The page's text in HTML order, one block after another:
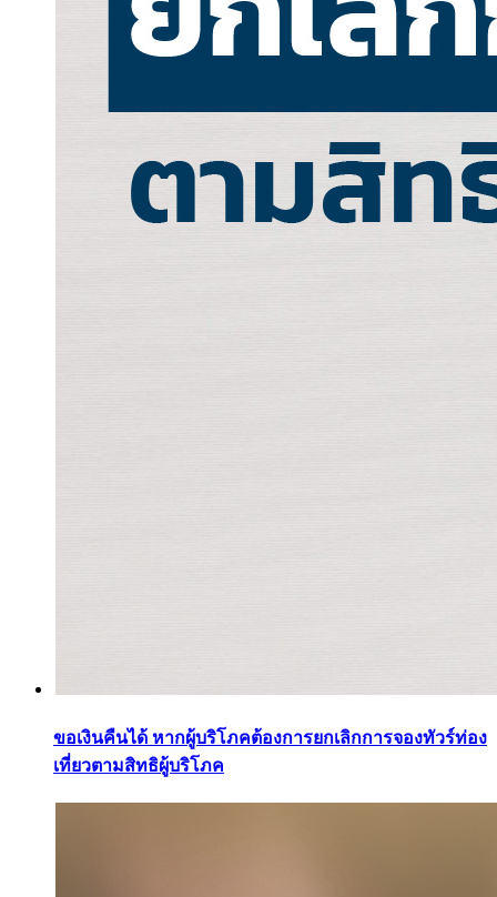
ขอเงินคืนได้ หากผู้บริโภคต้องการยกเลิกการจองทัวร์ท่อง
เที่ยวตามสิทธิผู้บริโภค